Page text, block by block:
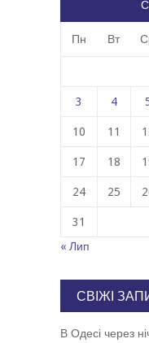
Пн Вт
3 4
10 11
17 18
24 25
31
« Лип
СВІЖІ
В Одесі через